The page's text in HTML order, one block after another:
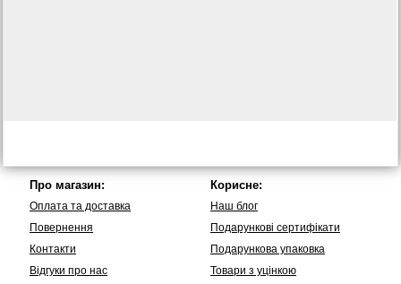
Про магазин:
Оплата та доставка
Повернення
Контакти
Вiдгуки про нас
Корисне:
Наш блог
Подарункові сертифікати
Подарункова упаковка
Товари з уцінкою